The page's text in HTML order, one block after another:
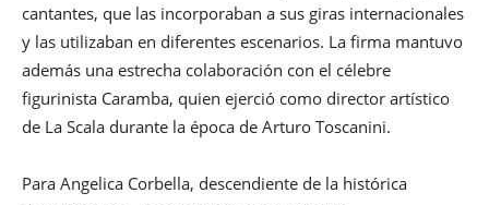
cantantes, que las incorporaban a sus giras internacionales
y las utilizaban en diferentes escenarios. La firma mantuvo
además una estrecha colaboración con el célebre
figurinista Caramba, quien ejerció como director artístico
de La Scala durante la época de Arturo Toscanini.
Para Angelica Corbella, descendiente de la histórica